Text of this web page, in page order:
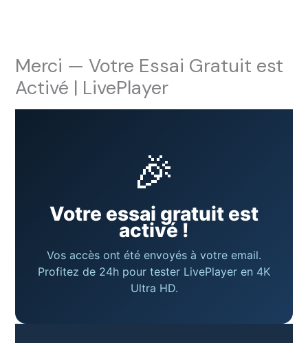
Merci — Votre Essai Gratuit est
Activé | LivePlayer
🎉
Votre essai gratuit est
activé !
Vos accès ont été envoyés à votre email.
Profitez de 24h pour tester LivePlayer en 4K
Ultra HD.